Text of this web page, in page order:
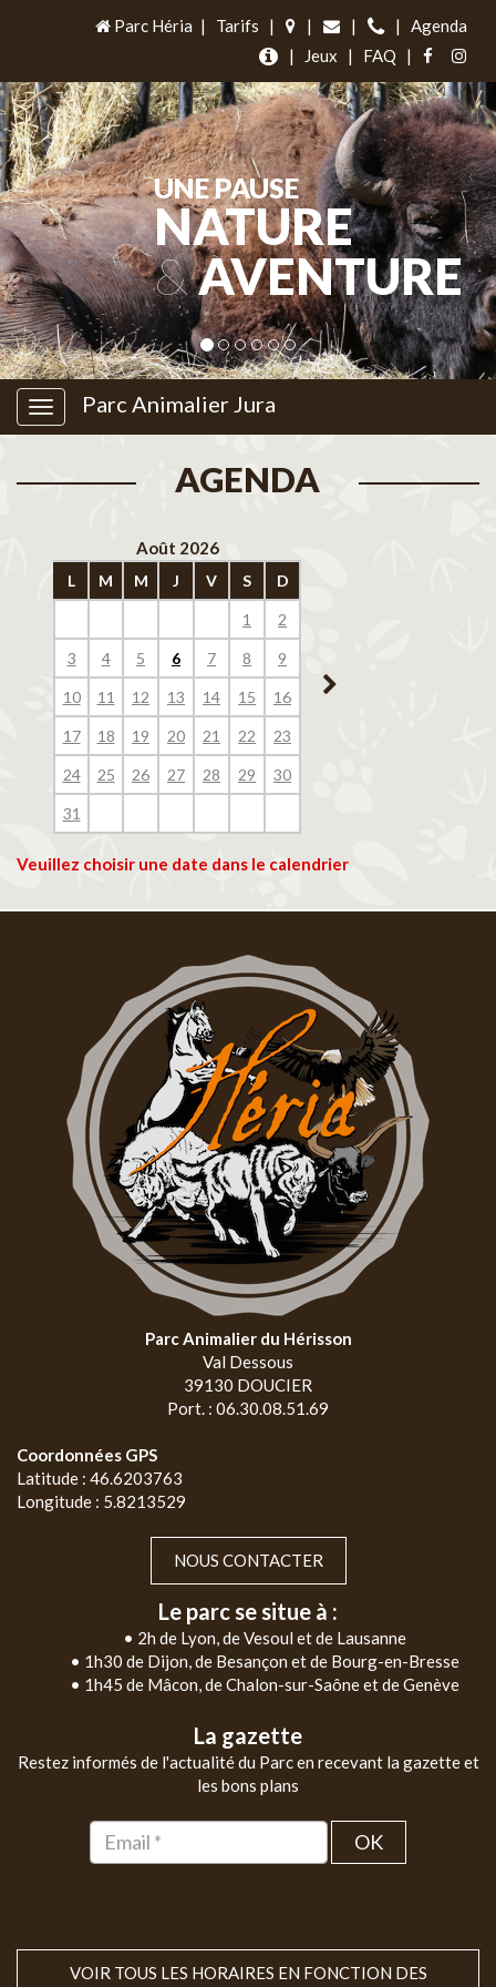
Parc Héria | Tarifs | | | |
Agenda
|
Jeux | FAQ |
UNE PAUSE
NATURE
&AVENTURE
Parc Animalier Jura
AGENDA
Août 2026
L M M J V S D
1 2
3 4 5 6 7 8 9
10 11 12 13 14 15 16
17 18 19 20 21 22 23
24 25 26 27 28 29 30
31
14
Veuillez choisir une date dans le calendrier
Parc Animalier du Hérisson
Val Dessous
39130 DOUCIER
Port. : 06.30.08.51.69
Coordonnées GPS
Latitude : 46.6203763
Longitude : 5.8213529
NOUS CONTACTER
Le parc se situe à :
• 2h de Lyon, de Vesoul et de Lausanne
• 1h30 de Dijon, de Besançon et de Bourg-en-Bresse
• 1h45 de Mâcon, de Chalon-sur-Saône et de Genève
La gazette
Restez informés de l'actualité du Parc en recevant la gazette et
les bons plans
OK
VOIR TOUS LES HORAIRES EN FONCTION DES